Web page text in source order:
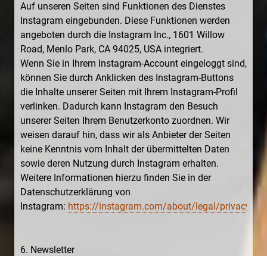
Auf unseren Seiten sind Funktionen des Dienstes
Instagram eingebunden. Diese Funktionen werden
angeboten durch die Instagram Inc., 1601 Willow
Road, Menlo Park, CA 94025, USA integriert.
Wenn Sie in Ihrem Instagram-Account eingeloggt sind,
können Sie durch Anklicken des Instagram-Buttons
die Inhalte unserer Seiten mit Ihrem Instagram-Profil
verlinken. Dadurch kann Instagram den Besuch
unserer Seiten Ihrem Benutzerkonto zuordnen. Wir
weisen darauf hin, dass wir als Anbieter der Seiten
keine Kenntnis vom Inhalt der übermittelten Daten
sowie deren Nutzung durch Instagram erhalten.
Weitere Informationen hierzu finden Sie in der
Datenschutzerklärung von
Instagram: https://instagram.com/about/legal/privacy/.
6. Newsletter